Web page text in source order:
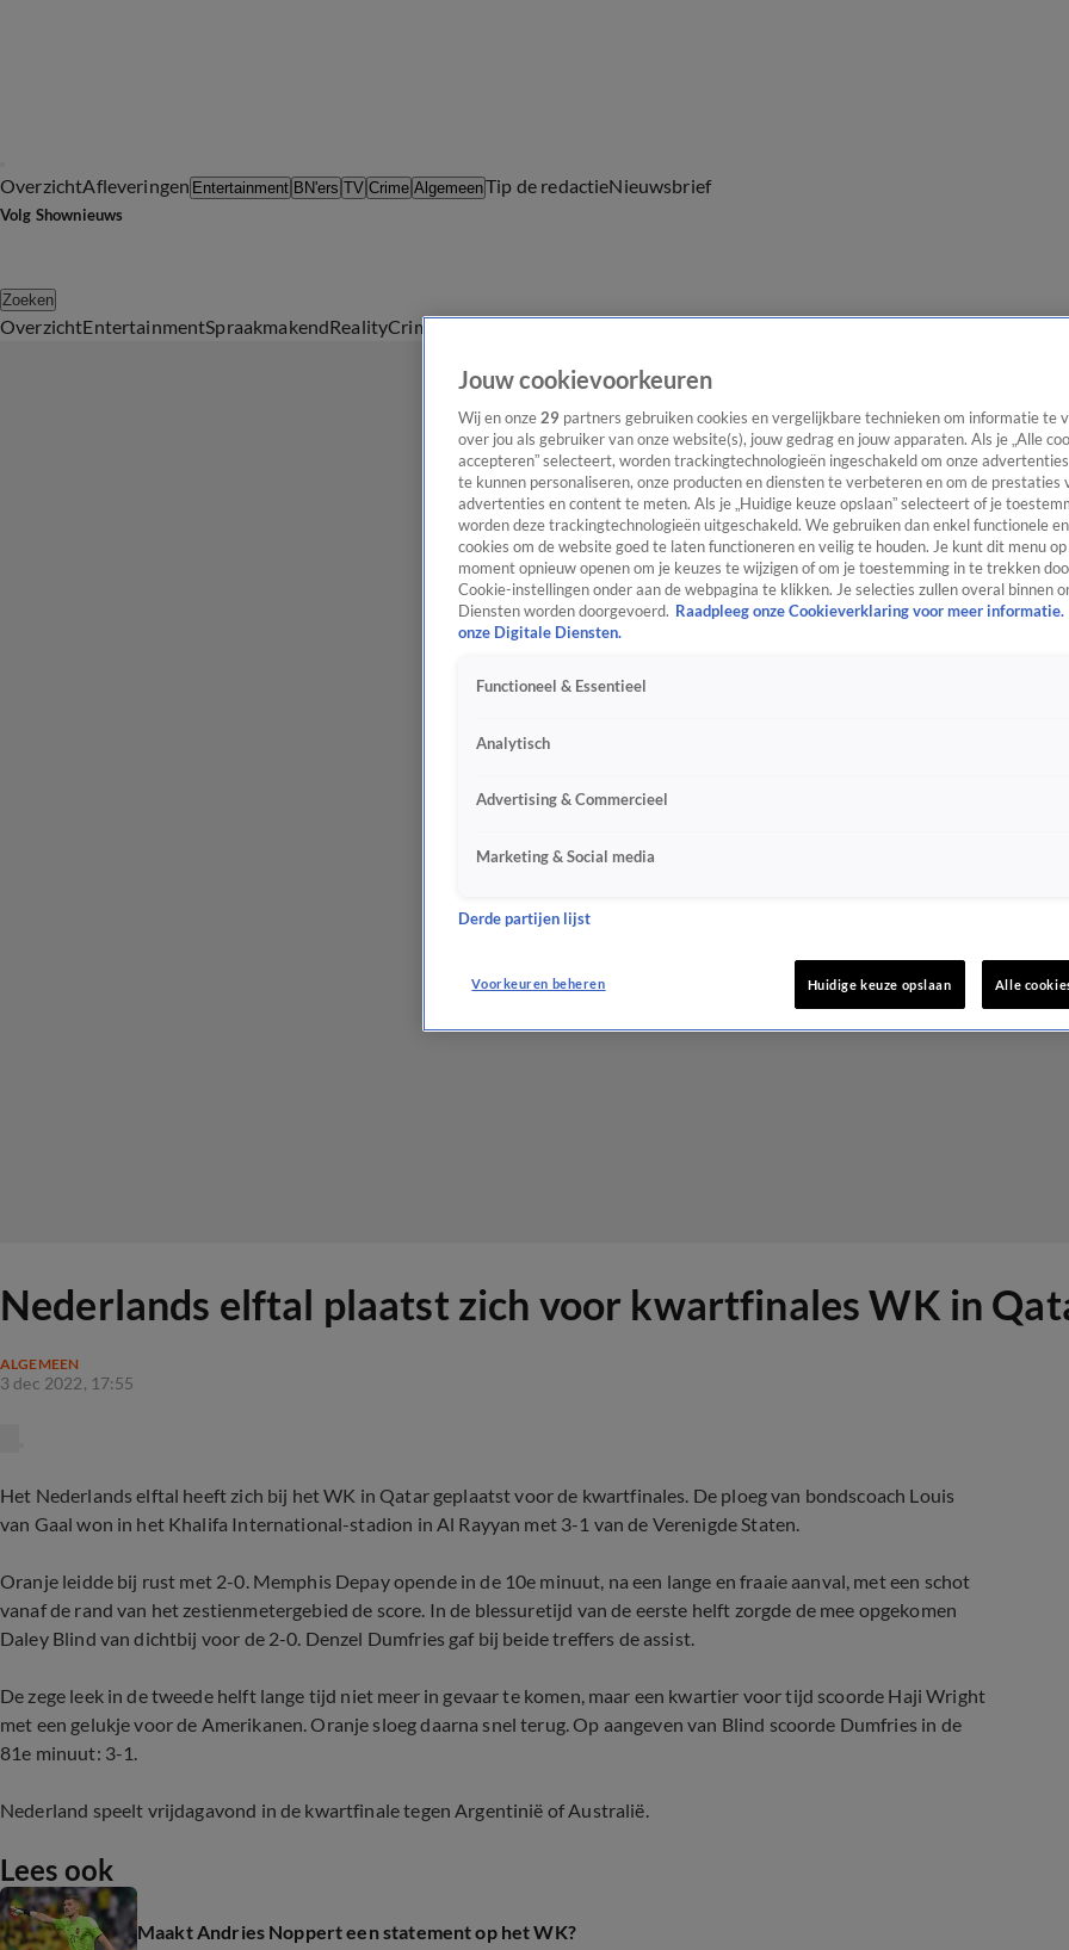
OverzichtAfleveringen Entertainment BN'ers TV Crime AlgemeenTip de redactieNieuwsbrief
Volg Shownieuws
Zoeken
OverzichtEntertainmentSpraakmakendRealityCrimeVideo'sAfleveringen
Nederlands elftal plaatst zich voor kwartfinales WK in
ALGEMEEN
3 dec 2022, 17:55
Het Nederlands elftal heeft zich bij het WK in Qatar geplaatst voor de kwartfinales. De ploeg van bondscoach Louis
van Gaal won in het Khalifa International-stadion in Al Rayyan met 3-1 van de Verenigde Staten.
Oranje leidde bij rust met 2-0. Memphis Depay opende in de 10e minuut, na een lange en fraaie aanval, met een schot
vanaf de rand van het zestienmetergebied de score. In de blessuretijd van de eerste helft zorgde de mee opgekomen
Daley Blind van dichtbij voor de 2-0. Denzel Dumfries gaf bij beide treffers de assist.
De zege leek in de tweede helft lange tijd niet meer in gevaar te komen, maar een kwartier voor tijd scoorde Haji Wright
met een gelukje voor de Amerikanen. Oranje sloeg daarna snel terug. Op aangeven van Blind scoorde Dumfries in de
81e minuut: 3-1.
Nederland speelt vrijdagavond in de kwartfinale tegen Argentinië of Australië.
Lees ook
Maakt Andries Noppert een statement op het WK?
Jouw cookievoorkeuren
Wij en onze 29 partners gebruiken cookies en vergelijkbare technieken om informatie te
over jou als gebruiker van onze website(s), jouw gedrag en jouw apparaten. Als je „Alle
accepteren” selecteert, worden trackingtechnologieën ingeschakeld om onze
te kunnen personaliseren, onze producten en diensten te verbeteren en om de prestaties
advertenties en content te meten. Als je „Huidige keuze opslaan” selecteert of je
worden deze trackingtechnologieën uitgeschakeld. We gebruiken dan enkel functionele
cookies om de website goed te laten functioneren en veilig te houden. Je kunt dit menu
moment opnieuw openen om je keuzes te wijzigen of om je toestemming in te trekken
Cookie-instellingen onder aan de webpagina te klikken. Je selecties zullen overal binnen
Diensten worden doorgevoerd. Raadpleeg onze Cookieverklaring voor meer informatie.
onze Digitale Diensten.
Functioneel & Essentieel
Analytisch
Advertising & Commercieel
Marketing & Social media
Derde partijen lijst
Voorkeuren beheren Huidige keuze opslaan Alle